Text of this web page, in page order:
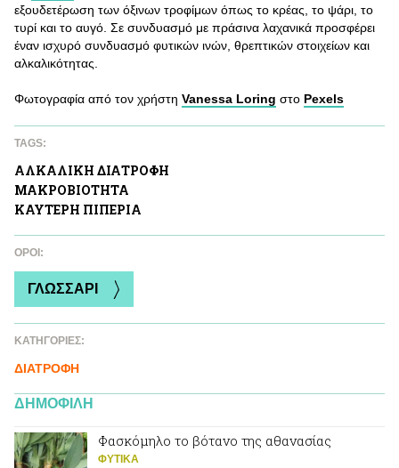
εξουδετέρωση των όξινων τροφίμων όπως το κρέας, το ψάρι, το
τυρί και το αυγό. Σε συνδυασμό με πράσινα λαχανικά προσφέρει
έναν ισχυρό συνδυασμό φυτικών ινών, θρεπτικών στοιχείων και
αλκαλικότητας.
Φωτογραφία από τον χρήστη Vanessa Loring στο Pexels
TAGS:
ΑΛΚΑΛΙΚΗ ΔΙΑΤΡΟΦΗ
ΜΑΚΡΟΒΙΟΤΗΤΑ
ΚΑΥΤΕΡΗ ΠΙΠΕΡΙA
ΌΡΟΙ:
ΓΛΩΣΣΑΡΙ
ΚΑΤΗΓΟΡΙΕΣ:
ΔΙΑΤΡΟΦΗ
ΔΗΜΟΦΙΛΗ
Φασκόμηλο το βότανο της αθανασίας
ΦΥΤΙΚA